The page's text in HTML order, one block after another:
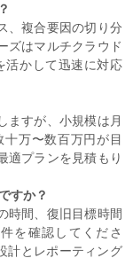
、複合要因の切り分
ズはマルチクラウド
活かして迅速に対応
ますが、小規模は月
万〜数百万円が目
適プランを見積もり
すか？
時間、復旧目標時間
を確認してくださ
計とレポーティング